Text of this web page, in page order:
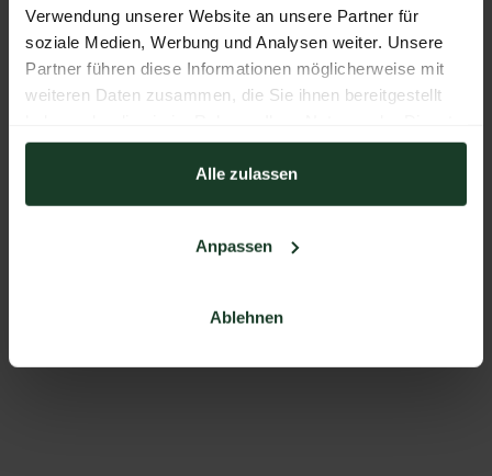
Verwendung unserer Website an unsere Partner für
soziale Medien, Werbung und Analysen weiter. Unsere
Partner führen diese Informationen möglicherweise mit
weiteren Daten zusammen, die Sie ihnen bereitgestellt
gesammelt haben.
Alle zulassen
Anpassen
Ablehnen